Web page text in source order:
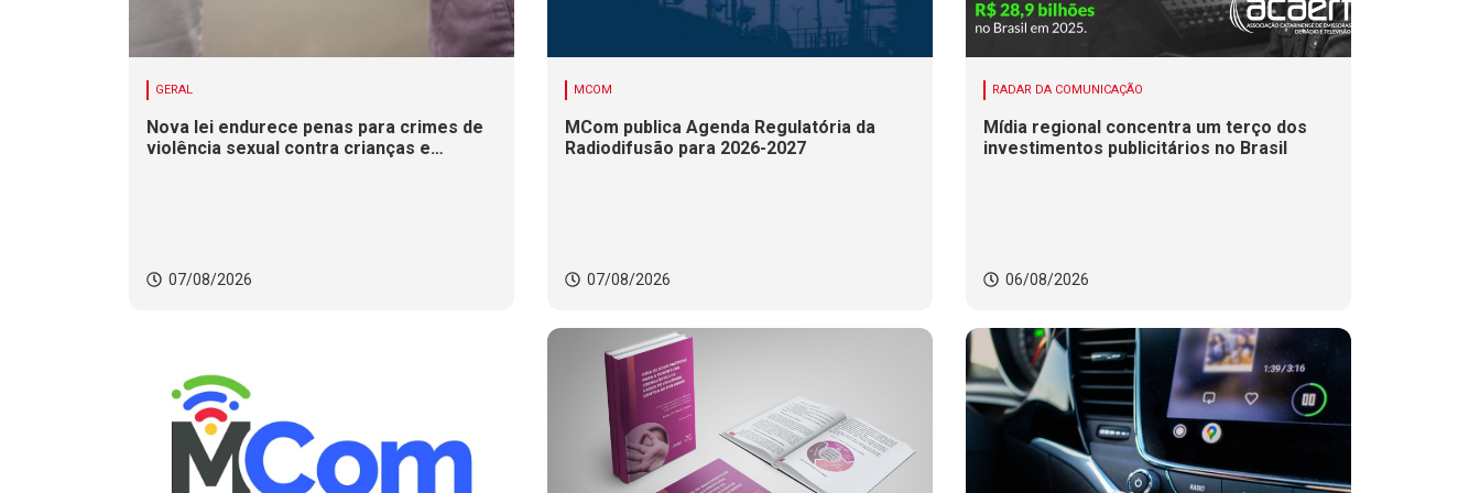
GERAL
Nova lei endurece penas para crimes de
violência sexual contra crianças e
07/08/2026
MCOM
MCom publica Agenda Regulatória da
Radiodifusão para 2026-2027
07/08/2026
RADAR DA COMUNICAÇÃO
Mídia regional concentra um terço dos
investimentos publicitários no Brasil
06/08/2026